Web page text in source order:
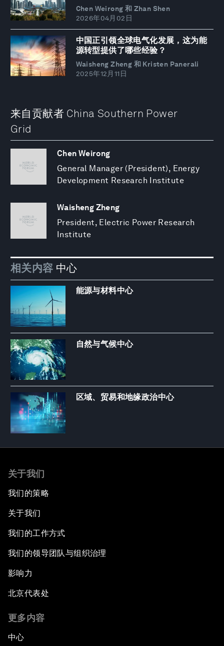
Chen Weirong 和 Zhan Shen
2026年04月02日
中国正引领全球电气化发展，这为能
源转型提供了哪些经验？
Waisheng Zheng 和 Kristen Panerali
2025年12月11日
来自贡献者 China Southern Power
Grid
Chen Weirong
General Manager (President), Energy
Development Research Institute
Waisheng Zheng
President, Electric Power Research
Institute
相关内容 中心
能源与材料中心
自然与气候中心
区域、贸易和地缘政治中心
关于我们
我们的策略
关于我们
我们的工作方式
我们的领导团队与组织治理
影响力
北京代表处
更多内容
中心